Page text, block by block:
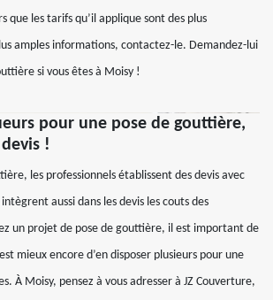
que les tarifs qu’il applique sont des plus
amples informations, contactez-le. Demandez-lui
si vous êtes à Moisy !
pour une pose de gouttière,
!
les professionnels établissent des devis avec
aussi dans les devis les couts des
un projet de pose de gouttière, il est important de
mieux encore d’en disposer plusieurs pour une
À Moisy, pensez à vous adresser à JZ Couverture,